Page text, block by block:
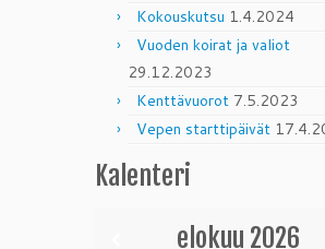
Kokouskutsu 1.4.2024
Vuoden koirat ja valiot
29.12.2023
Kenttävuorot 7.5.2023
Vepen starttipäivät
Kalenteri
elokuu 2026